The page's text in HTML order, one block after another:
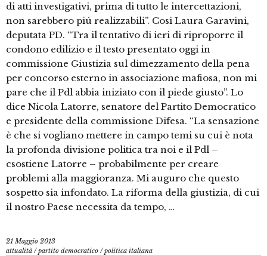
di atti investigativi, prima di tutto le intercettazioni,
non sarebbero piú realizzabili”. Così Laura Garavini,
deputata PD. “Tra il tentativo di ieri di riproporre il
condono edilizio e il testo presentato oggi in
commissione Giustizia sul dimezzamento della pena
per concorso esterno in associazione mafiosa, non mi
pare che il Pdl abbia iniziato con il piede giusto”. Lo
dice Nicola Latorre, senatore del Partito Democratico
e presidente della commissione Difesa. “La sensazione
è che si vogliano mettere in campo temi su cui è nota
la profonda divisione politica tra noi e il Pdl –
csostiene Latorre – probabilmente per creare
problemi alla maggioranza. Mi auguro che questo
sospetto sia infondato. La riforma della giustizia, di cui
il nostro Paese necessita da tempo, …
21 Maggio 2013
attualità /partito democratico /politica italiana